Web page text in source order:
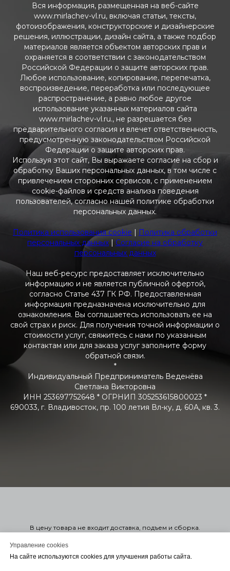
Вся информация, размещенная на веб-сайте
www.mirlachev-vl.ru, включая статьи, тексты,
фотоизображения, конструкторские и дизайнерские
решения, иллюстрации, дизайн сайта, а также подбор
материалов является объектом авторских прав и
охраняется в соответствии с законодательством
Российской Федерации о защите авторских прав.
Любое использование, копирование, перепечатка,
воспроизведение, переработка или последующее
распространение, а равно любое другое
использование указанных материалов сайта
www.mirlachev-vl.ru., не разрешается без
предварительного согласия и влечет ответственность,
предусмотренную законодательством Российской
Федерации о защите авторских прав.
Используя этот сайт, Вы выражаете согласие на сбор и
обработку Ваших персональных данных, в том числе с
привлечением сторонних сервисов, с применением
cookie-файлов и средств анализа поведения
пользователей, согласно нашей политике обработки
персональных данных.
Политика использования cookie | Политика обработки
персональных данных | Согласие на обработку
персональных данных
Наш веб-ресурс предоставляет исключительно
информацию и не является публичной офертой,
согласно Статье 437 ГК РФ. Предоставленная
информация предназначена исключительно для
ознакомления. Вы соглашаетесь использовать ее на
свой страх и риск. Для получения точной информации о
стоимости услуг, свяжитесь с нами по указанным
контактам или для заказа услуг заполните форму
обратной связи.
*
Индивидуальный Предприниматель Веденёва
Светлана Викторовна
ИНН 253697752648 * ОГРНИП 305253615800023 *
690033, г. Владивосток, пр. 100 летия Вл-ку, д. 60А, кв. 3.
Управление cookies
На сайте используются cookies для улучшения работы сайта.
В цену товара не входит доставка, подъем и сборка.
категории. Узнать точную стоимость в нужной вам ткани можно
оформив заказ. Оформление заказа на сайте не обязывает